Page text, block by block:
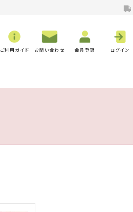
ご利用ガイド お問い合わせ 会員登録 ログイン